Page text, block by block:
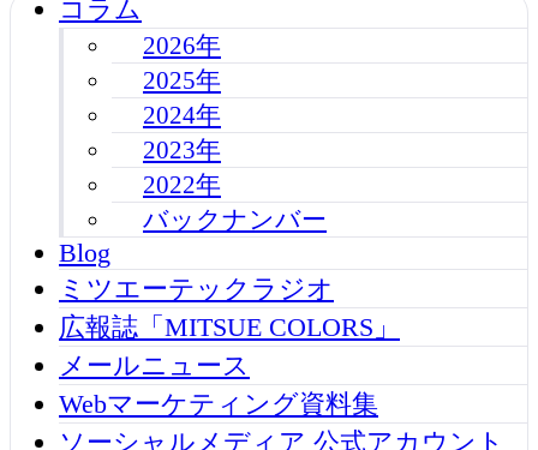
コラム
2026年
2025年
2024年
2023年
2022年
バックナンバー
Blog
ミツエーテックラジオ
広報誌「MITSUE COLORS」
メールニュース
Webマーケティング資料集
ソーシャルメディア 公式アカウント